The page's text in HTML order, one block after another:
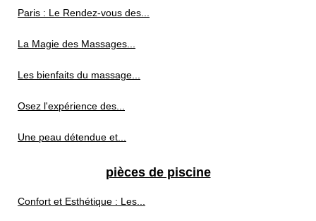
Paris : Le Rendez-vous des...
La Magie des Massages...
Les bienfaits du massage...
Osez l'expérience des...
Une peau détendue et...
pièces de piscine
Confort et Esthétique : Les...